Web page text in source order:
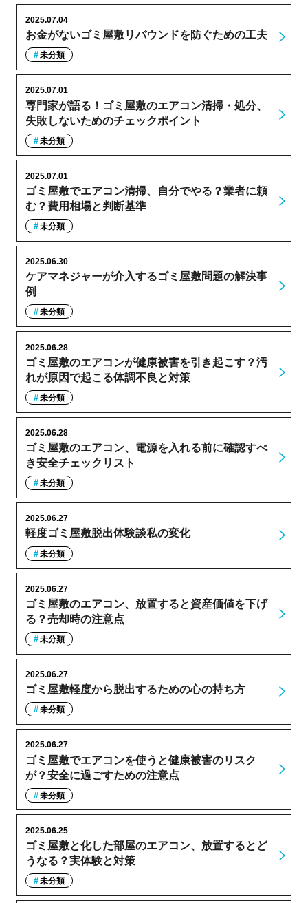
お金がないゴミ屋敷リバウンドを防ぐための工夫
2025.07.04
未分類
専門家が語る！ゴミ屋敷のエアコン清掃・処分、
失敗しないためのチェックポイント
2025.07.01
未分類
ゴミ屋敷でエアコン清掃、自分でやる？業者に頼
む？費用相場と判断基準
2025.07.01
未分類
ケアマネジャーが介入するゴミ屋敷問題の解決事
例
2025.06.30
未分類
ゴミ屋敷のエアコンが健康被害を引き起こす？汚
れが原因で起こる体調不良と対策
2025.06.28
未分類
ゴミ屋敷のエアコン、電源を入れる前に確認すべ
き安全チェックリスト
2025.06.28
未分類
軽度ゴミ屋敷脱出体験談私の変化
2025.06.27
未分類
ゴミ屋敷のエアコン、放置すると資産価値を下げ
る？売却時の注意点
2025.06.27
未分類
ゴミ屋敷軽度から脱出するための心の持ち方
2025.06.27
未分類
ゴミ屋敷でエアコンを使うと健康被害のリスク
が？安全に過ごすための注意点
2025.06.27
未分類
ゴミ屋敷と化した部屋のエアコン、放置するとど
うなる？実体験と対策
2025.06.25
未分類